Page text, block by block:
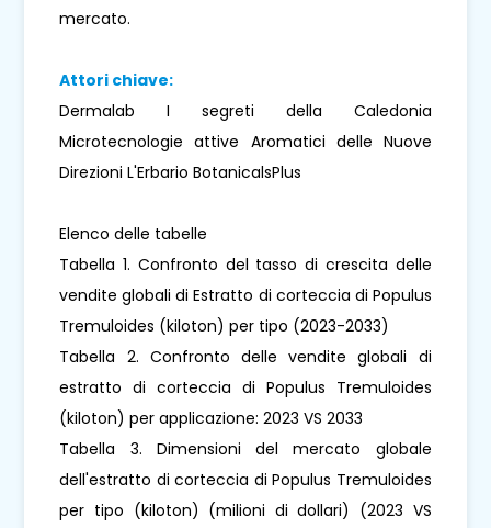
mercato.
Attori chiave:
Dermalab I segreti della Caledonia
Microtecnologie attive Aromatici delle Nuove
Direzioni L'Erbario BotanicalsPlus
Elenco delle tabelle
Tabella 1. Confronto del tasso di crescita delle
vendite globali di Estratto di corteccia di Populus
Tremuloides (kiloton) per tipo (2023-2033)
Tabella 2. Confronto delle vendite globali di
estratto di corteccia di Populus Tremuloides
(kiloton) per applicazione: 2023 VS 2033
Tabella 3. Dimensioni del mercato globale
dell'estratto di corteccia di Populus Tremuloides
per tipo (kiloton) (milioni di dollari) (2023 VS